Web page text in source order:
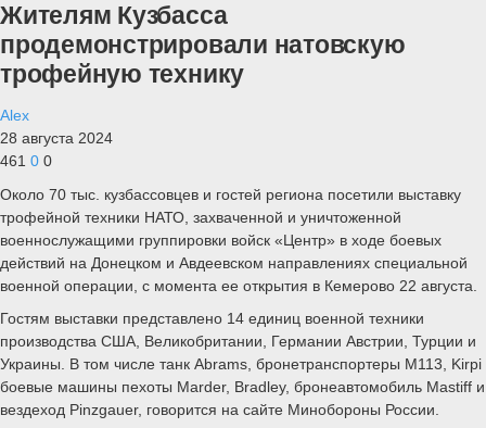
Жителям Кузбасса
продемонстрировали натовскую
трофейную технику
Alex
28 августа 2024
461 0 0
Около 70 тыс. кузбассовцев и гостей региона посетили выставку
трофейной техники НАТО, захваченной и уничтоженной
военнослужащими группировки войск «Центр» в ходе боевых
действий на Донецком и Авдеевском направлениях специальной
военной операции, с момента ее открытия в Кемерово 22 августа.
Гостям выставки представлено 14 единиц военной техники
производства США, Великобритании, Германии Австрии, Турции и
Украины. В том числе танк Abrams, бронетранспортеры М113, Kirpi
боевые машины пехоты Marder, Bradley, бронеавтомобиль Mastiff и
вездеход Pinzgauer, говорится на сайте Минобороны России.